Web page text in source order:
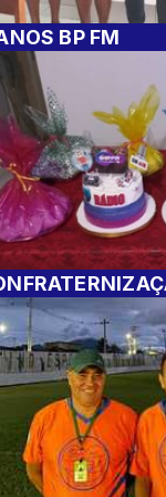
BP FM